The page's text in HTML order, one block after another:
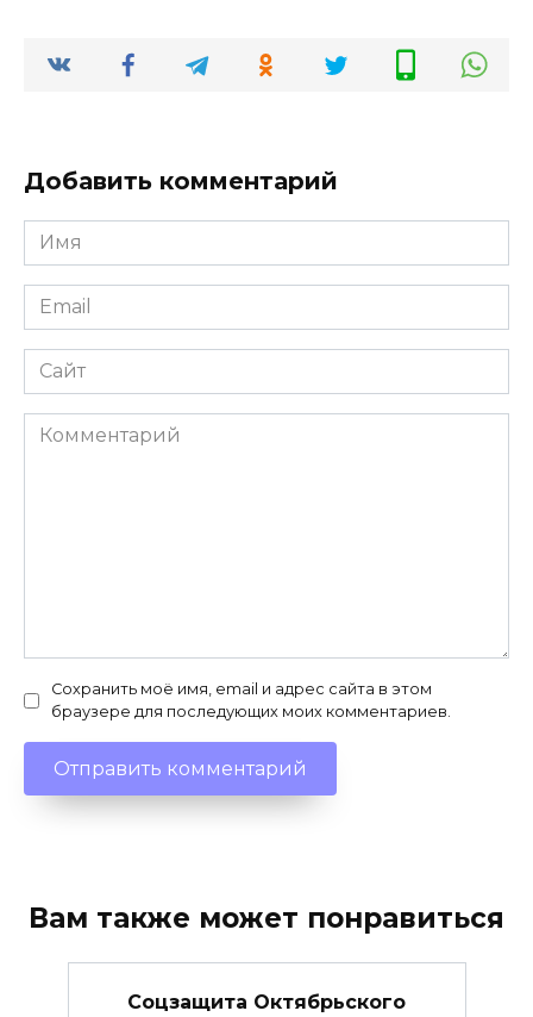
Добавить комментарий
Имя
*
Email
*
Сайт
Комментарий
Сохранить моё имя, email и адрес сайта в этом
браузере для последующих моих комментариев.
Вам также может понравиться
Соцзащита Октябрьского